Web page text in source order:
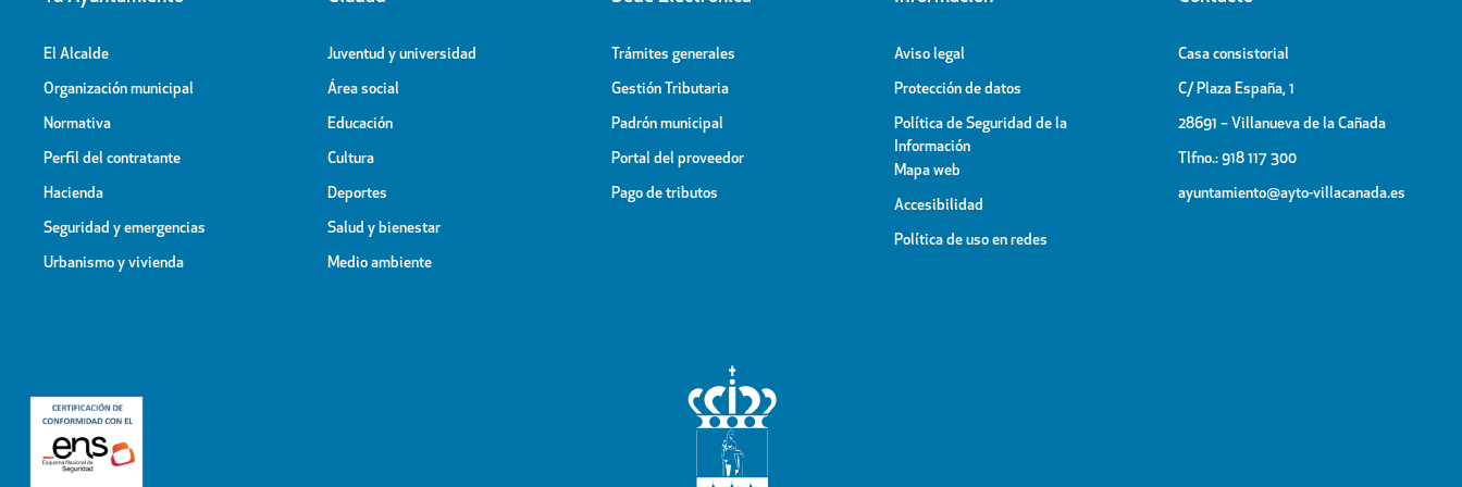
El Alcalde
Organización municipal
Normativa
Perfil del contratante
Hacienda
Seguridad y emergencias
Urbanismo y vivienda
Juventud y universidad
Área social
Educación
Cultura
Deportes
Salud y bienestar
Medio ambiente
Trámites generales
Gestión Tributaria
Padrón municipal
Portal del proveedor
Pago de tributos
Aviso legal
Protección de datos
Política de Seguridad de la
Información
Mapa web
Accesibilidad
Política de uso en redes
Casa consistorial
C/ Plaza España, 1
28691 – Villanueva de la Cañada
Tlfno.: 918 117 300
ayuntamiento@ayto-villacanada.es